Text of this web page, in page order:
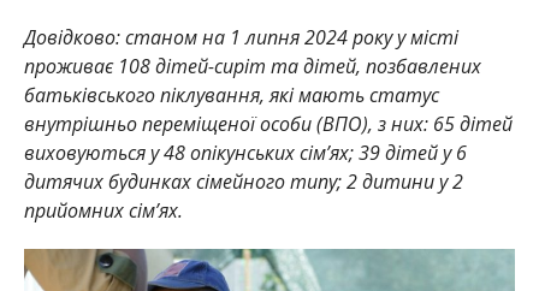
Довідково: станом на 1 липня 2024 року у місті
проживає 108 дітей-сиріт та дітей, позбавлених
батьківського піклування, які мають статус
внутрішньо переміщеної особи (ВПО), з них: 65 дітей
виховуються у 48 опікунських сім’ях; 39 дітей у 6
дитячих будинках сімейного типу; 2 дитини у 2
прийомних сім’ях.